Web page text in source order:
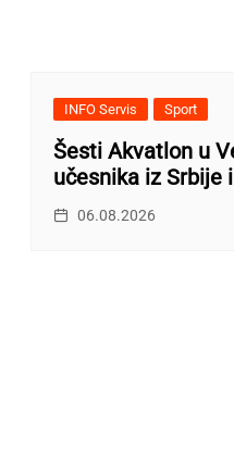
INFO Servis Sport
Šesti Akvatlon u
učesnika iz Srbije
06.08.2026